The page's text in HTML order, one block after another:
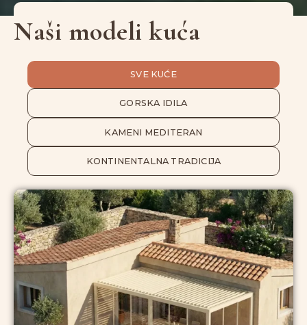
Naši modeli kuća
GORSKA IDILA
KAMENI MEDITERAN
KONTINENTALNA TRADICIJA
SVE KUĆE